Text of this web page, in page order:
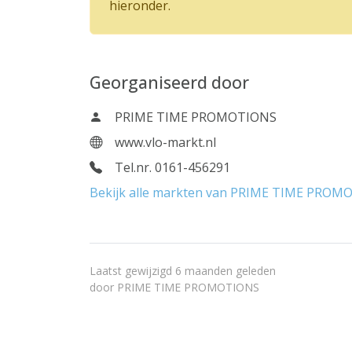
hieronder.
Georganiseerd door
PRIME TIME PROMOTIONS
www.vlo-markt.nl
Tel.nr. 0161-456291
Bekijk alle markten van PRIME TIME
Laatst gewijzigd 6 maanden geleden
door PRIME TIME PROMOTIONS